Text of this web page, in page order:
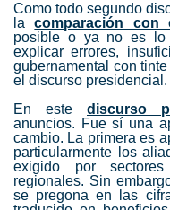
Como todo segundo
lacomparación con
posible o ya no es lo
explicar errores,
gubernamental con
el discurso presidencial.
En este discurso
anuncios. Fue sí una
cambio. La primera es
particularmente los
exigido por
regionales. Sin
se pregona en las